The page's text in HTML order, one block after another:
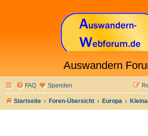
Auswandern
FAQ Spenden
Startseite Foren-Übersicht Europa